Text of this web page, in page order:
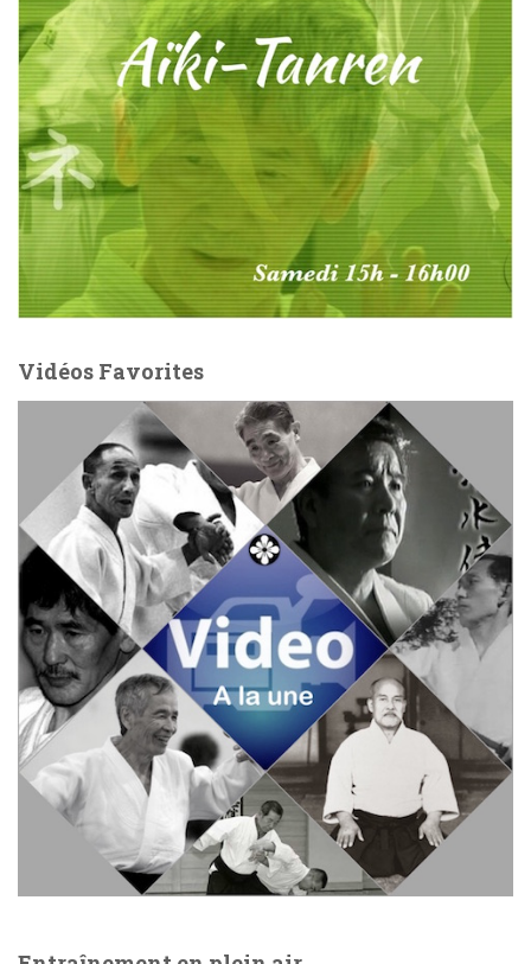
Vidéos Favorites